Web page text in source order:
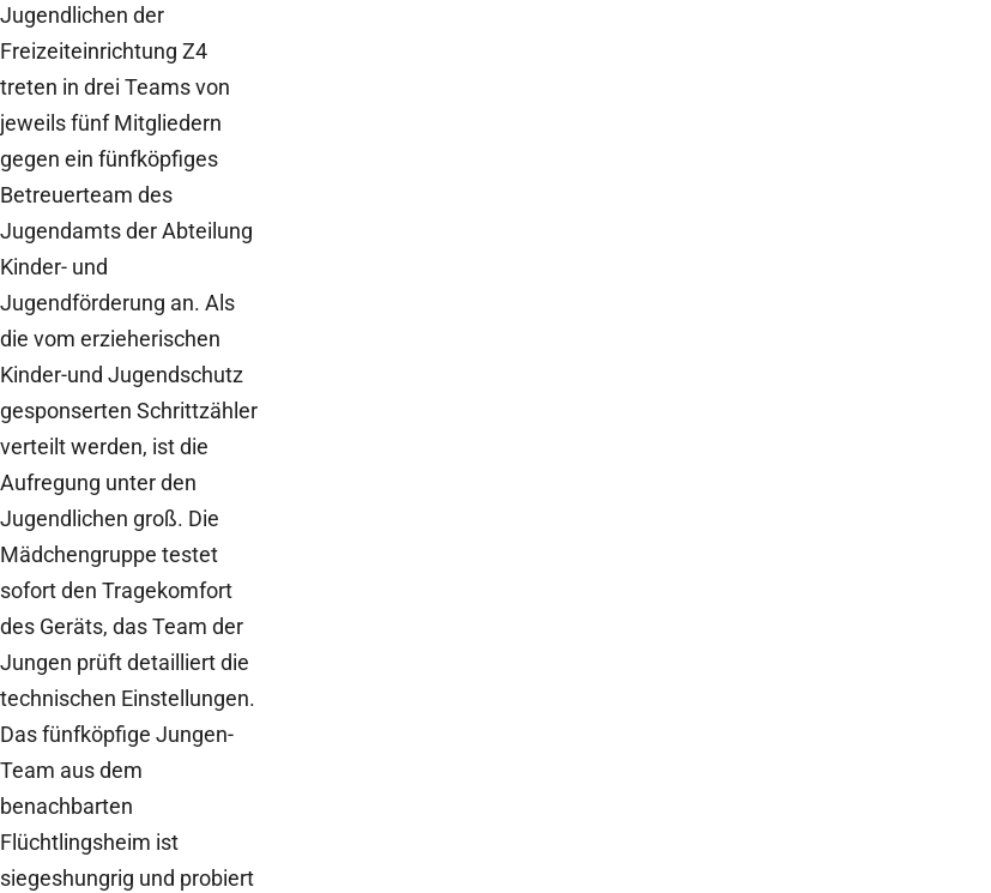
Jugendlichen der
Freizeiteinrichtung Z4
treten in drei Teams von
jeweils fünf Mitgliedern
gegen ein fünfköpfiges
Betreuerteam des
Jugendamts der Abteilung
Kinder- und
Jugendförderung an. Als
die vom erzieherischen
Kinder-und Jugendschutz
gesponserten Schrittzähler
verteilt werden, ist die
Aufregung unter den
Jugendlichen groß. Die
Mädchengruppe testet
sofort den Tragekomfort
des Geräts, das Team der
Jungen prüft detailliert die
technischen Einstellungen.
Das fünfköpfige Jungen-
Team aus dem
benachbarten
Flüchtlingsheim ist
siegeshungrig und probiert